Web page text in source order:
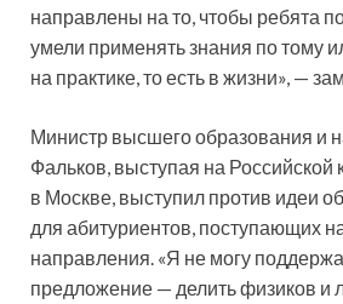
направлены на то, чтобы ребята
умели применять знания по тому
на практике, то есть в жизни», —
Министр высшего образования и
Фальков, выступая на Российской
в Москве, выступил против идеи
для абитуриентов, поступающих
направления. «Я не могу
предложение — делить физиков и